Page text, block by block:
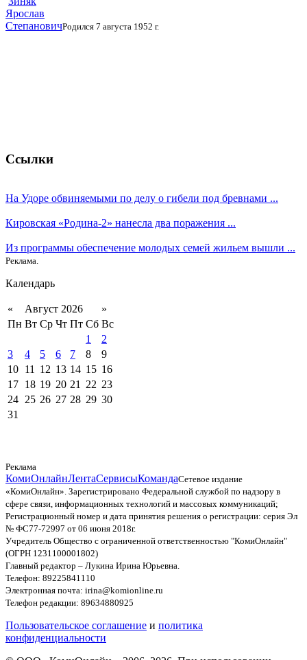
Ярослав
СтепановичРодился 7 августа 1952 г.
Ссылки
На Удоре обвиняемыми по делу о гибели под бревнами ...
Кировская «Родина-2» нанесла два поражения ...
Из программы обеспечение молодых семей жильем вышли ...
Реклама.
Календарь
« Август 2026
»
Пн Вт Ср Чт Пт Сб Вс
1
2
3
4 5 6 7 8
9
10 11 12 13 14 15 16
17 18 19 20 21 22 23
24 25 26 27 28 29 30
31
Реклама
КомиОнлайнЛентаСервисыКомандаСетевое издание
«КомиОнлайн». Зарегистрировано Федеральной службой по надзору в
сфере связи, информационных технологий и массовых коммуникаций;
Регистрационный номер и дата принятия решения о регистрации: серия Эл
№ ФС77-72997 от 06 июня 2018г.
Учредитель Общество с ограниченной ответственностью "КомиОнлайн"
(ОГРН 1231100001802)
Главный редактор – Лукина Ирина Юрьевна.
Телефон: 89225841110
Электронная почта: irina@komionline.ru
Телефон редакции: 89634880925
Пользовательское соглашение и политика
конфиденциальности